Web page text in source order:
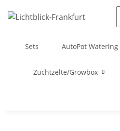
Sets AutoPot Watering
Zuchtzelte/Growbox